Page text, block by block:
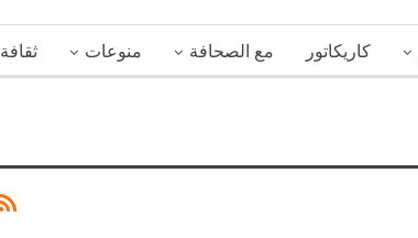
كاريكاتور مع الصحافة منوعات ثقافة